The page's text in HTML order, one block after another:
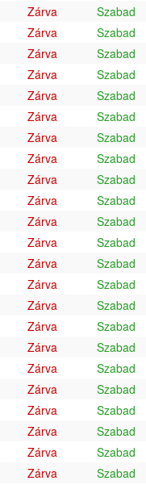
Zárva
Szabad
Zárva
Szabad
Zárva
Szabad
Zárva
Szabad
Zárva
Szabad
Zárva
Szabad
Zárva
Szabad
Zárva
Szabad
Zárva
Szabad
Zárva
Szabad
Zárva
Szabad
Zárva
Szabad
Zárva
Szabad
Zárva
Szabad
Zárva
Szabad
Zárva
Szabad
Zárva
Szabad
Zárva
Szabad
Zárva
Szabad
Zárva
Szabad
Zárva
Szabad
Zárva
Szabad
Zárva
Szabad